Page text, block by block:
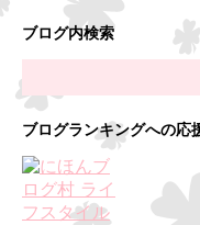
ブログ内検索
ブログランキングへの応